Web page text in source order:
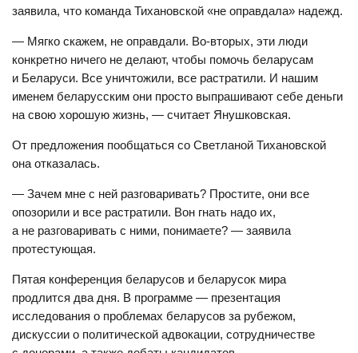
заявила, что команда Тихановской «не оправдала» надежд.
— Мягко скажем, не оправдали. Во-вторых, эти люди
конкретно ничего не делают, чтобы помочь беларусам
и Беларуси. Все уничтожили, все растратили. И нашим
именем беларусским они просто выпрашивают себе деньги
на свою хорошую жизнь, — считает Янушковская.
От предложения пообщаться со Светланой Тихановской
она отказалась.
— Зачем мне с ней разговаривать? Простите, они все
опозорили и все растратили. Вон гнать надо их,
а не разговаривать с ними, понимаете? — заявила
протестующая.
Пятая конференция беларусов и беларусок мира
продлится два дня. В программе — презентация
исследования о проблемах беларусов за рубежом,
дискуссии о политической адвокации, сотрудничестве